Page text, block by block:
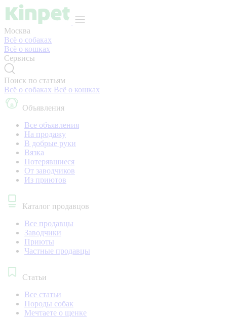
Москва
Всё о собаках
Всё о кошках
Сервисы
Поиск по статьям
Всё о собаках Всё о кошках
Объявления
Все объявления
На продажу
В добрые руки
Вязка
Потерявшиеся
От заводчиков
Из приютов
Каталог продавцов
Все продавцы
Заводчики
Приюты
Частные продавцы
Статьи
Все статьи
Породы собак
Мечтаете о щенке